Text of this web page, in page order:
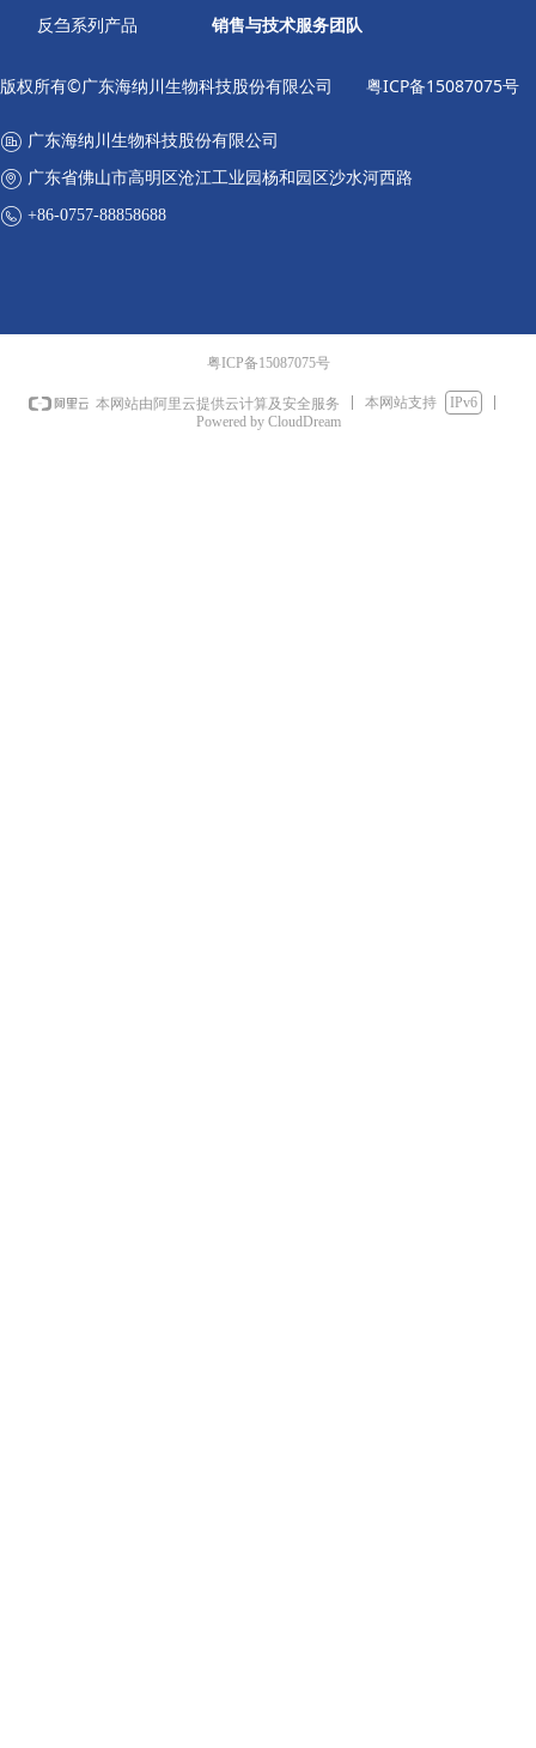
反刍系列产品 销售与技术服务团队
广东海纳川生物科技股份有限公司
广东省佛山市高明区沧江工业园杨和园区沙水河西路
+86-0757-88858688
版权所有©广东海纳川生物科技股份有限公司 粤ICP备15087075号
粤ICP备15087075号
本网站由阿里云提供云计算及安全服务 本网站支持
IPv6
Powered by CloudDream